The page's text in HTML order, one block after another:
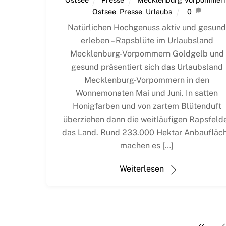
Ostsee Presse Urlaubs 0
Natürlichen Hochgenuss aktiv und gesund
erleben – Rapsblüte im Urlaubsland
Mecklenburg-Vorpommern Goldgelb und
gesund präsentiert sich das Urlaubsland
Mecklenburg-Vorpommern in den
Wonnemonaten Mai und Juni. In satten
Honigfarben und von zartem Blütenduft
überziehen dann die weitläufigen
das Land. Rund 233.000 Hektar
machen es […]
Weiterlesen